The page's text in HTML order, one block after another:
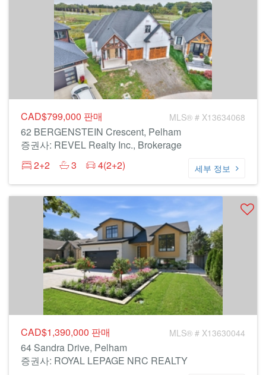
CAD$799,000 판매 MLS® # X13634068
62 BERGENSTEIN Crescent, Pelham
증권사: REVEL Realty Inc., Brokerage
2+2
3 4(2+2) 세부 정보
CAD$1,390,000 판매 MLS® # X13630044
64 Sandra Drive, Pelham
증권사: ROYAL LEPAGE NRC REALTY